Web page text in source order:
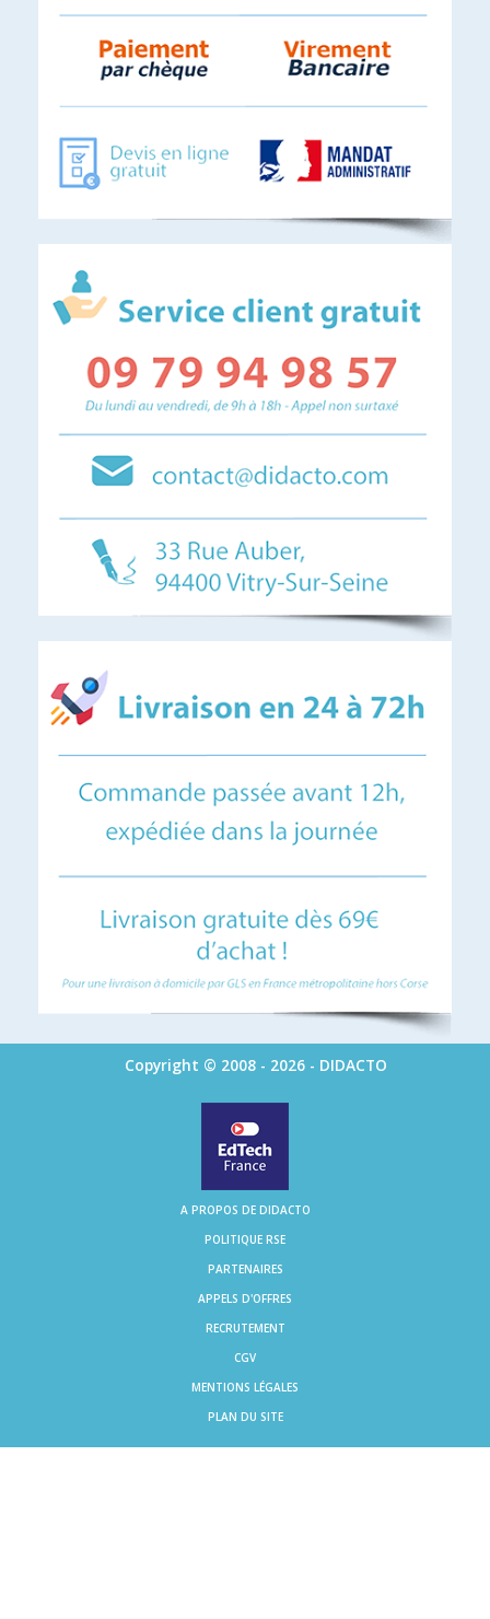
Copyright © 2008 - 2026 - DIDACTO
A PROPOS DE DIDACTO
POLITIQUE RSE
PARTENAIRES
APPELS D'OFFRES
RECRUTEMENT
CGV
MENTIONS LÉGALES
PLAN DU SITE